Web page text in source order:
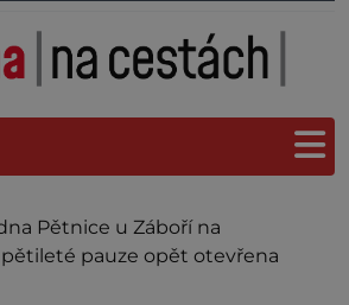
Pětnice u Záboří na
pauze opět otevřena